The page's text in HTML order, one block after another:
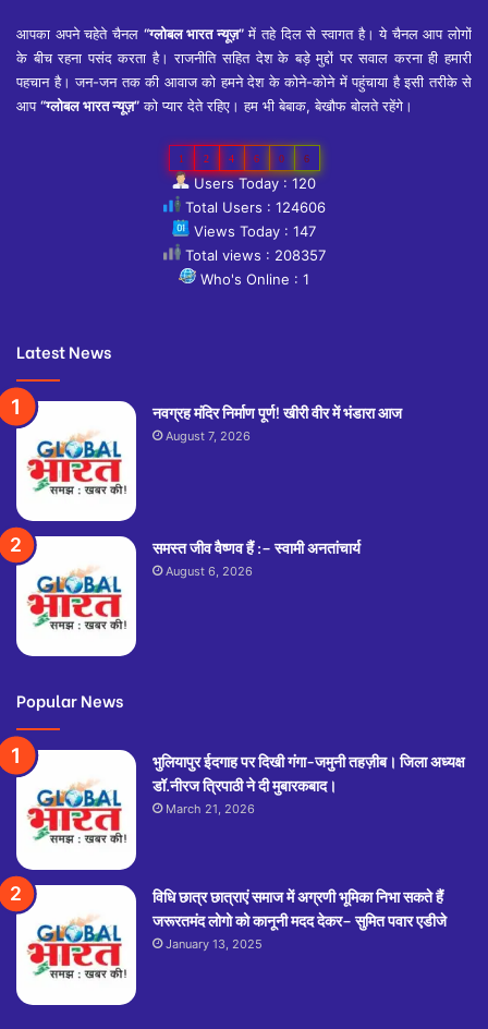
आपका अपने चहेते चैनल “ग्लोबल भारत न्यूज़”में तहे दिल से स्वागत है। ये चैनल आप लोगों
के बीच रहना पसंद करता है। राजनीति सहित देश के बड़े मुद्दों पर सवाल करना ही हमारी
पहचान है। जन-जन तक की आवाज को हमने देश के कोने-कोने में पहुंचाया है इसी तरीके से
आप“ग्लोबल भारत न्यूज़”को प्यार देते रहिए। हम भी बेबाक, बेखौफ बोलते रहेंगे।
1 2 4 6 0 6
Users Today : 120
Total Users : 124606
Views Today : 147
Total views : 208357
Who's Online : 1
Latest News
नवग्रह मंदिर निर्माण पूर्ण! खीरी वीर में भंडारा आज
August 7, 2026
समस्त जीव वैष्णव हैं :– स्वामी अनतांचार्य
August 6, 2026
Popular News
भुलियापुर ईदगाह पर दिखी गंगा-जमुनी तहज़ीब। जिला अध्यक्ष
डॉ.नीरज त्रिपाठी ने दी मुबारकबाद।
March 21, 2026
विधि छात्र छात्राएं समाज में अग्रणी भूमिका निभा सकते हैं
जरूरतमंद लोगो को कानूनी मदद देकर– सुमित पवार एडीजे
January 13, 2025